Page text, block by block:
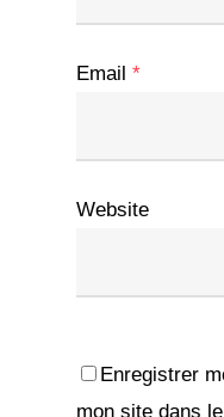
Email *
Website
Enregistrer
mon site dans